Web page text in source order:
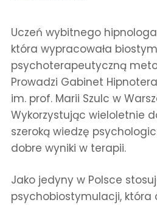
Uczeń wybitnego
która wypracowała
psychoterapeutyczną
Prowadzi Gabinet
im. prof. Marii Szulc w
Wykorzystując wieloletnie
szeroką wiedzę
dobre wyniki w terapii.
Jako jedyny w Polsce
psychobiostymulacji, która